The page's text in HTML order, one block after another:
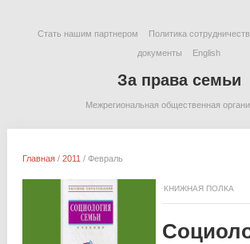
Стать нашим партнером Политика
документы
English
За права семьи
Межрегиональная общественная
Главная/ 2011 / Февраль
КНИЖНАЯ ПОЛКА